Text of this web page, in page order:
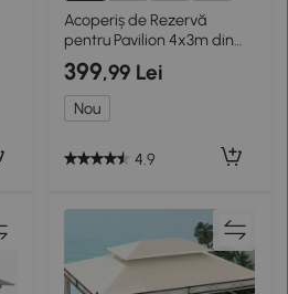
6+
Acoperiș de Rezervă
pentru Pavilion 4x3m din
Poliester Anti-UV Crem
399,99 Lei
Nou
4.9